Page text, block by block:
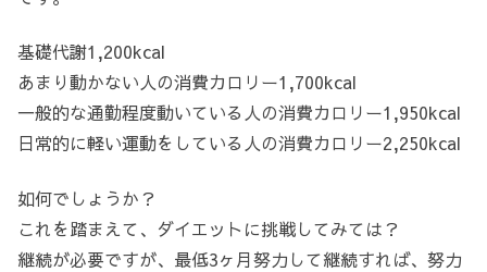
基礎代謝1,200kcal
あまり動かない人の消費カロリー1,700kcal
一般的な通勤程度動いている人の消費カロリー1,950kcal
日常的に軽い運動をしている人の消費カロリー2,250kcal
如何でしょうか？
これを踏まえて、ダイエットに挑戦してみては？
継続が必要ですが、最低3ヶ月努力して継続すれば、努力